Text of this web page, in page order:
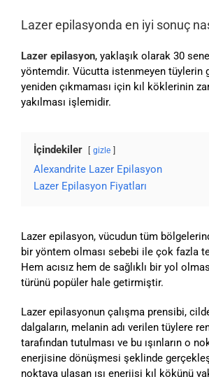
Lazer epilasyonda en iyi sonuç
Lazer epilasyon, yaklaşık olarak 30
yöntemdir. Vücutta istenmeyen tüylerin
yeniden çıkmaması için kıl köklerinin
yakılması işlemidir.
İçindekiler gizle
Alexandrite Lazer Epilasyon
Lazer Epilasyon Fiyatları
Lazer epilasyon, vücudun tüm
bir yöntem olması sebebi ile çok fazla
Hem acısız hem de sağlıklı bir yol
türünü popüler hale getirmiştir.
Lazer epilasyonun çalışma prensibi, cilde
dalgaların, melanin adı verilen tüylere
tarafından tutulması ve bu ışınların o
enerjisine dönüşmesi şeklinde
noktaya ulaşan ısı enerjisi kıl kökünü